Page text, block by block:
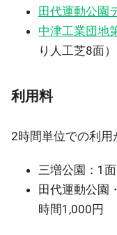
田代運動公園
中津工業団地
り人工芝8面）
利用料
2時間単位での利用
三増公園：1
田代運動公園
時間1,000円